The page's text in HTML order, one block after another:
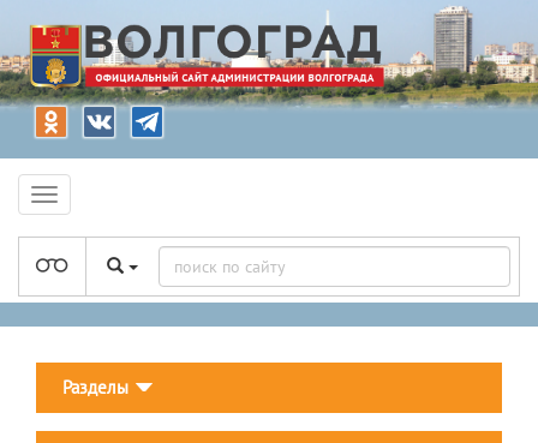
Разделы